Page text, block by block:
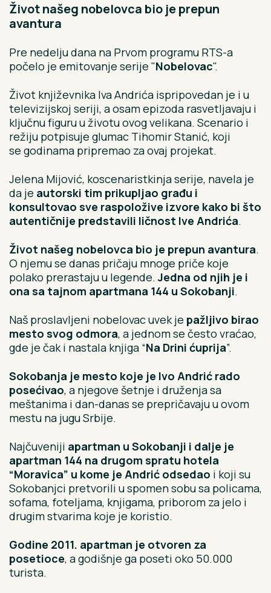
Život našeg nobelovca bio je prepun
avantura
Pre nedelju dana na Prvom programu RTS-a
počelo je emitovanje serije "Nobelovac".
Život književnika Iva Andrića ispripovedan je i u
televizijskoj seriji, a osam epizoda rasvetljavaju i
ključnu figuru u životu ovog velikana. Scenario i
režiju potpisuje glumac Tihomir Stanić, koji
se godinama pripremao za ovaj projekat.
Jelena Mijović, koscenaristkinja serije, navela je
da je autorski tim prikupljao građu i
konsultovao sve raspoložive izvore kako bi što
autentičnije predstavili ličnost Ive Andrića.
Život našeg nobelovca bio je prepun avantura.
O njemu se danas pričaju mnoge priče koje
polako prerastaju u legende.Jedna od njih je i
ona sa tajnom apartmana 144 u Sokobanji.
Naš proslavljeni nobelovac uvek je pažljivo birao
mesto svog odmora, a jednom se često vraćao,
gde je čak i nastala knjiga “Na Drini ćuprija”.
Sokobanja je mesto koje je Ivo Andrić rado
posećivao, a njegove šetnje i druženja sa
meštanima i dan-danas se prepričavaju u ovom
mestu na jugu Srbije.
Najčuveniji apartman u Sokobanji i dalje je
apartman 144 na drugom spratu hotela
“Moravica” u kome je Andrić odsedao i koji su
Sokobanjci pretvorili u spomen sobu sa policama,
sofama, foteljama, knjigama, priborom za jelo i
drugim stvarima koje je koristio.
Godine 2011. apartman je otvoren za
posetioce, a godišnje ga poseti oko 50.000
turista.